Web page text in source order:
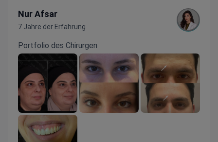
Nur Afsar
7 Jahre der Erfahrung
Portfolio des Chirurgen